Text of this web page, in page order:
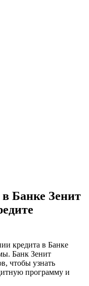
Банке Зенит
кредита в Банке
Банк Зенит
чтобы узнать
программу и